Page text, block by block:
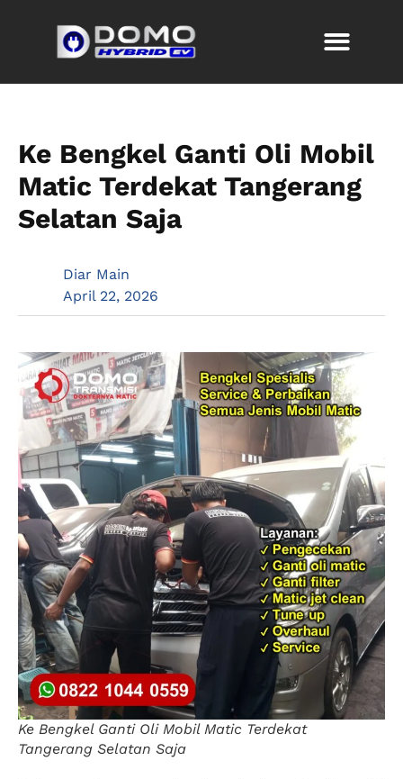
Ke Bengkel Ganti Oli Mobil
Matic Terdekat Tangerang
Selatan Saja
Diar Main
April 22, 2026
Ke Bengkel Ganti Oli Mobil Matic Terdekat
Tangerang Selatan Saja